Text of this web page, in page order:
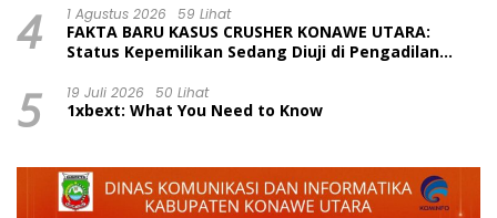
4 1 Agustus 2026 59 Lihat
FAKTA BARU KASUS CRUSHER KONAWE UTARA:
Status Kepemilikan Sedang Diuji di Pengadilan
Dinilai Prematur
5 19 Juli 2026 50 Lihat
1xbext: What You Need to Know